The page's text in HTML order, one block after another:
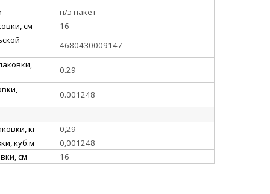
п/э пакет
см
16
4680430009147
0.29
0.001248
кг
0,29
куб.м
0,001248
см
16